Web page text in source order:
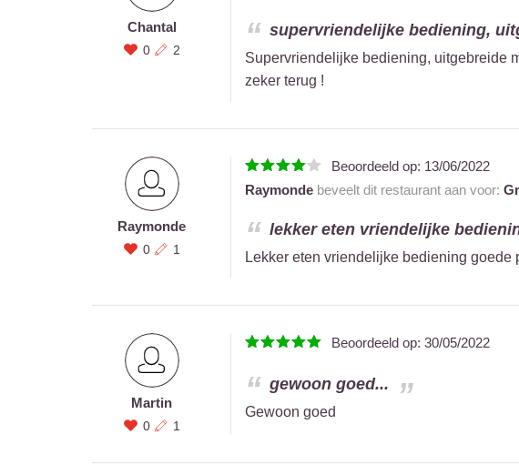
Chantal
0 2
supervriendelijke bediening,
Supervriendelijke bediening, uitgebreide
zeker terug !
Raymonde
0 1
Beoordeeld op: 13/06/2022
Raymondebeveelt dit restaurant aan voor:
lekker eten vriendelijke
Lekker eten vriendelijke bediening goede
Martin
0 1
Beoordeeld op: 30/05/2022
gewoon goed...
Gewoon goed